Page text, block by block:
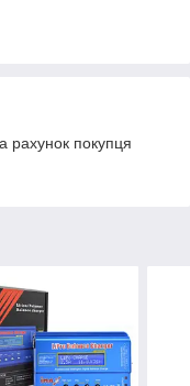
рахунок покупця